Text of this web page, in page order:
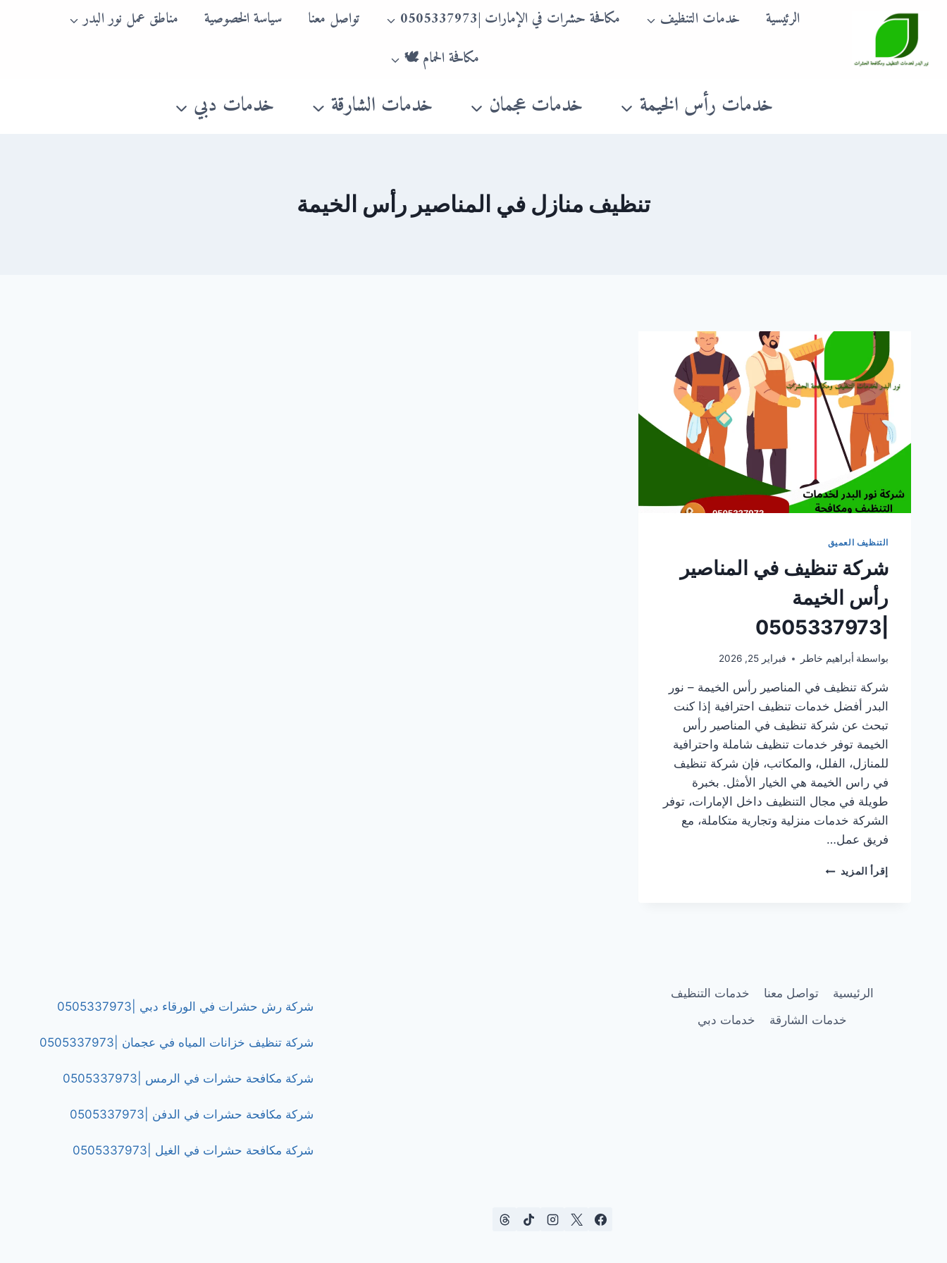
المحتوى
الرئيسية خدمات التنظيف مكافحة حشرات في الإمارات |0505337973 تواصل معنا سياسة الخصوصية
مناطق عمل نور البدر
مكافحة الحمام 🕊
خدمات رأس الخيمة خدمات عجمان خدمات الشارقة خدمات دبي
تنظيف منازل في المناصير رأس الخيمة
التنظيف العميق
شركة تنظيف في المناصير
رأس الخيمة
بواسطة أبراهيم خاطر فبراير 25, 2026
شركة تنظيف في المناصير رأس الخيمة – نور
البدر أفضل خدمات تنظيف احترافية إذا كنت
تبحث عن شركة تنظيف في المناصير رأس
الخيمة توفر خدمات تنظيف شاملة واحترافية
للمنازل، الفلل، والمكاتب، فإن شركة تنظيف
في راس الخيمة هي الخيار الأمثل. بخبرة
طويلة في مجال التنظيف داخل الإمارات، توفر
الشركة خدمات منزلية وتجارية متكاملة، مع
فريق عمل…
إقرأ المزيد شركة
الرئيسية تواصل معنا
خدمات التنظيف
خدمات الشارقة
خدمات دبي
شركة رش حشرات في الورقاء دبي |0505337973
شركة تنظيف خزانات المياه في عجمان |0505337973
شركة مكافحة حشرات في الرمس |0505337973
شركة مكافحة حشرات في الدفن |0505337973
شركة مكافحة حشرات في الغيل |0505337973